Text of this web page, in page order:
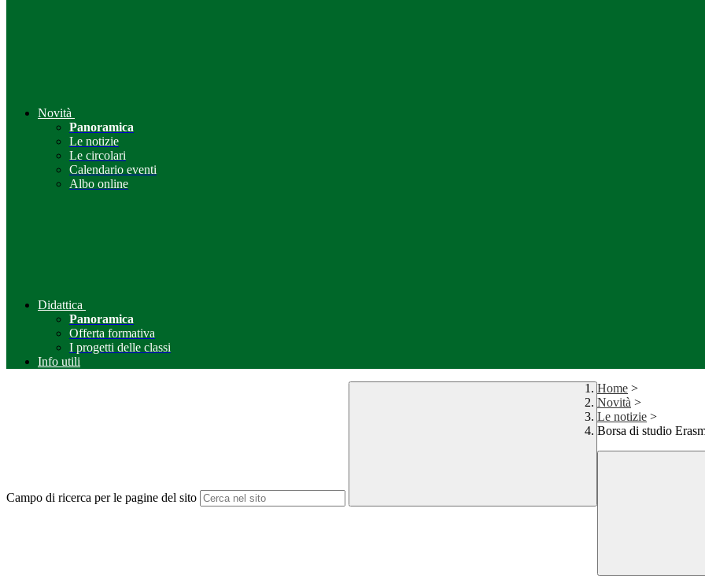
Novità
Panoramica
Le notizie
Le circolari
Calendario eventi
Albo online
Didattica
Panoramica
Offerta formativa
I progetti delle classi
Info utili
Campo di ricerca per le pagine del sito
Home >
Novità >
Le notizie >
Borsa di studio